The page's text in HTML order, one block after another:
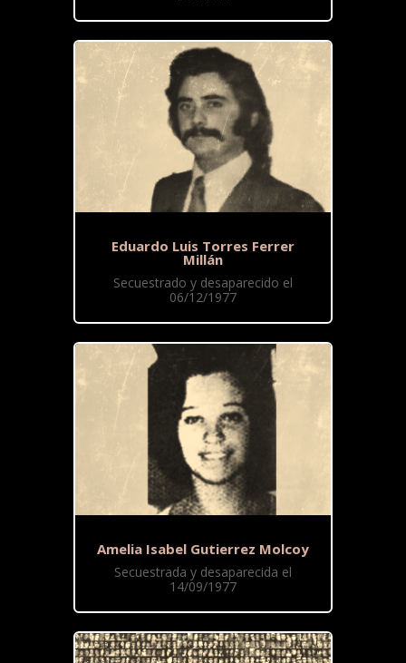
Eduardo Luis Torres Ferrer
Millán
Secuestrado y desaparecido el
06/12/1977
Amelia Isabel Gutierrez Molcoy
Secuestrada y desaparecida el
14/09/1977